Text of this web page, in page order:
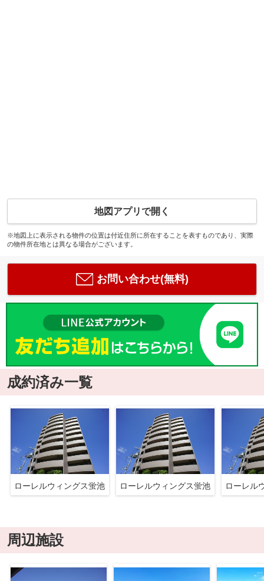
地図アプリで開く
※地図上に表示される物件の位置は付近住所に所在することを表すものであり、実際
の物件所在地とは異なる場合がございます。
お問い合わせ(無料)
成約済み一覧
ローレルウィングス蛍池 ローレルウィングス蛍池 ローレル
周辺施設